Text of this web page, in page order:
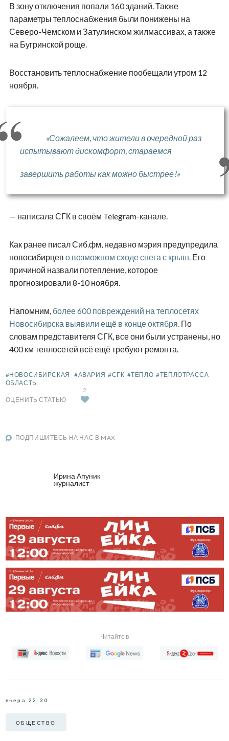
В зону отключения попали 160 зданий. Также
параметры теплоснабжения были понижены на
Северо-Чемском и Затулинском жилмассивах, а также
на Бугринской роще.
Восстановить теплоснабжение пообещали утром 12
ноября.
«Сожалеем, что жители в очередной раз
испытывают дискомфорт, стараемся
завершить работы как можно быстрее!»
— написала СГК в своём Telegram-канале.
Как ранее писал Сиб.фм, недавно мэрия предупредила
новосибирцев о возможном сходе снега с крыш.Его
причиной назвали потепление, которое
прогнозировали 8-10 ноября.
Напомним, более 600 повреждений на теплосетях
Новосибирска выявили ещё в конце октября.По
словам представителя СГК, все они были устранены, но
400 км теплосетей всё ещё требуют ремонта.
#НОВОСИБИРСКАЯ
ОБЛАСТЬ
#АВАРИЯ #СГК #ТЕПЛО #ТЕПЛОТРАССА
ОЦЕНИТЬ СТАТЬЮ
2
ПОДПИШИТЕСЬ НА НАС В MAX
Ирина Апуник
журналист
Читайте в
вчера 22:30
ОБЩЕСТВО